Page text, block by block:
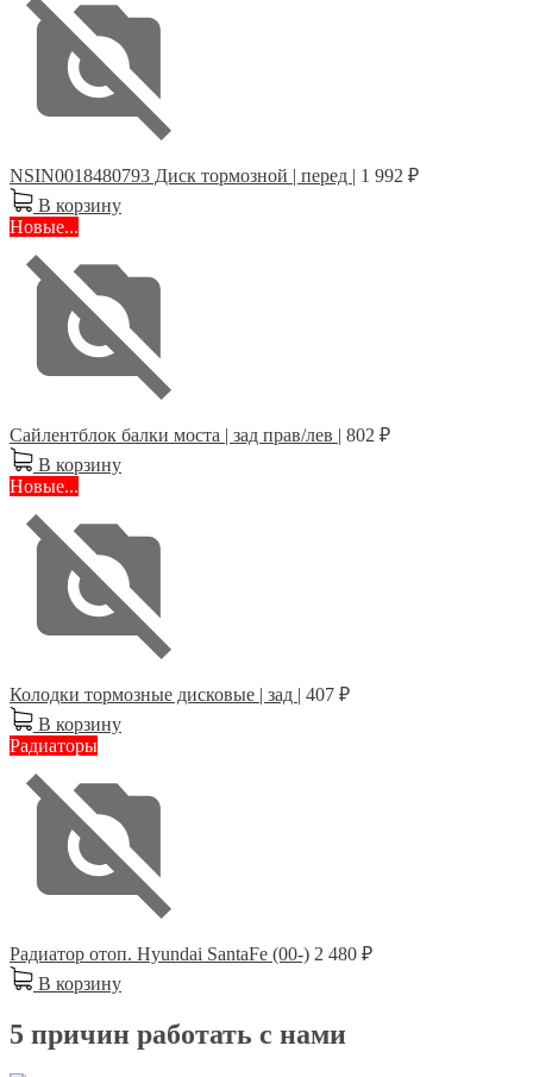
NSIN0018480793 Диск тормозной | перед | 1 992 ₽
В корзину
Новые...
Сайлентблок балки моста | зад прав/лев | 802 ₽
В корзину
Новые...
Колодки тормозные дисковые | зад | 407 ₽
В корзину
Радиаторы
Радиатор отоп. Hyundai SantaFe (00-) 2 480 ₽
В корзину
5 причин работать с нами